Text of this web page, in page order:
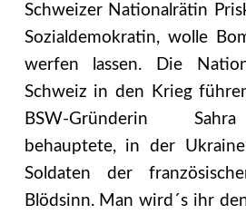
Schweizer Nationalrätin
Sozialdemokratin, wolle
werfen lassen. Die
Schweiz in den Krieg
BSW-Gründerin
behauptete, in der
Soldaten der
Blödsinn. Man wird´s ihr